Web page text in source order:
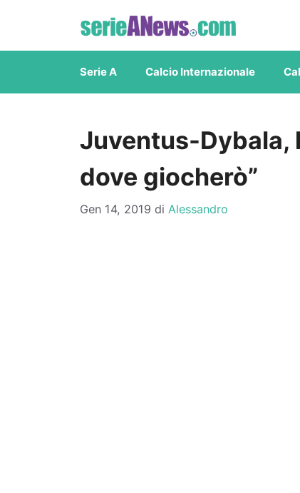
contenuto
Serie A Calcio Internazionale
Juventus-Dybala,
dove giocherò”
Gen 14, 2019 di Alessandro